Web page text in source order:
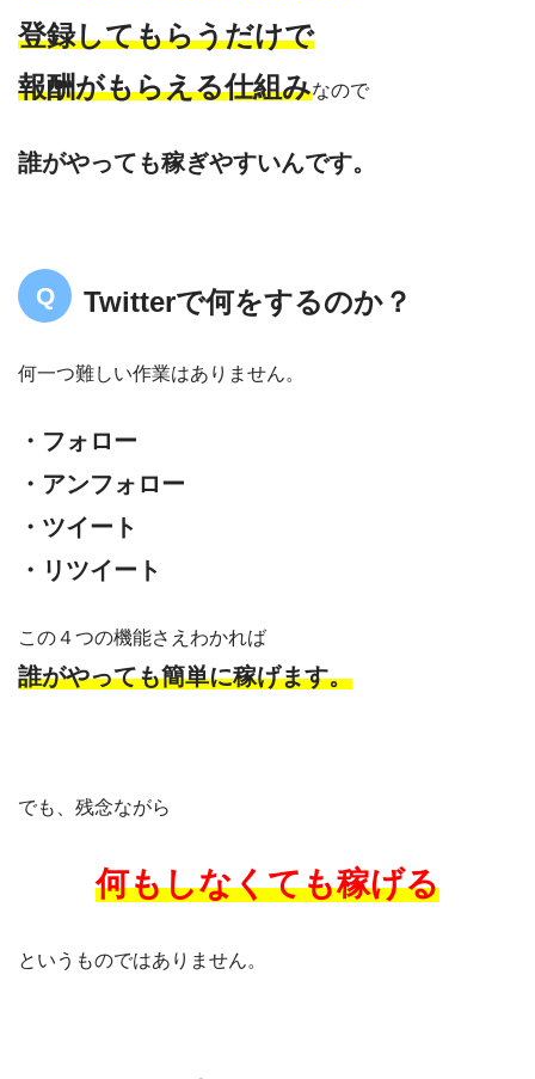
登録してもらうだけで
報酬がもらえる仕組みなので
誰がやっても稼ぎやすいんです。
Twitterで何をするのか？
何一つ難しい作業はありません。
・フォロー
・アンフォロー
・ツイート
・リツイート
この４つの機能さえわかれば
誰がやっても簡単に稼げます。
でも、残念ながら
何もしなくても稼げる
というものではありません。